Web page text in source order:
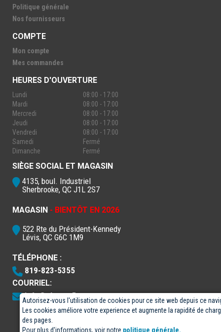
Autorisez-vous l'utilisation de cookies pour ce site web depuis ce
Les cookies améliore votre experience et augmente la rapidité de
des pages.
Pour plus d'informations, voir notre politique générale.
Politique générale
Nos fournisseurs
COMPTE
Mon compte
Mes commandes
HEURES D'OUVERTURE
Lundi
08:00 - 17:00
Mardi
08:00 - 17:00
Mercredi
08:00 - 17:00
Jeudi
08:00 - 17:00
Vendredi
08:00 - 17:00
Samedi
Fermé
Dimanche
Fermé
SIÈGE SOCIAL ET MAGASIN
4135, boul. Industriel
Sherbrooke, QC J1L 2S7
MAGASIN - BIENTÔT EN 2026
522 Rte du Président-Kennedy
Lévis, QC G6C 1M9
TÉLÉPHONE :
819-823-5355
COURRIEL:
info@electro5.com